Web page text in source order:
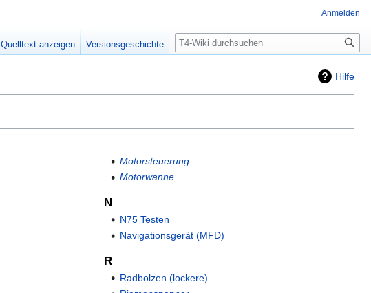
Hilfe
Motorsteuerung
Motorwanne
N
N75 Testen
Navigationsgerät (MFD)
R
Radbolzen (lockere)
Anmelden
Quelltext anzeigen Versionsgeschichte Suche